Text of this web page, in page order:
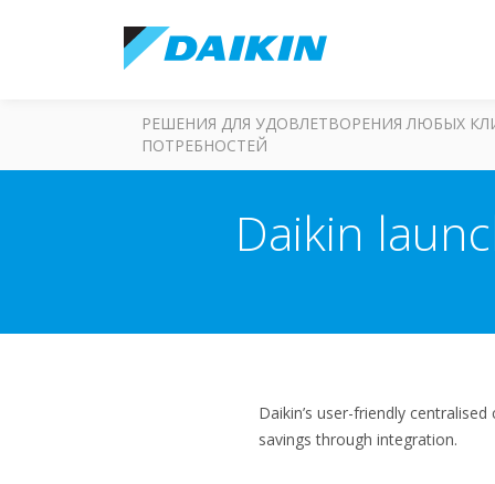
РЕШЕНИЯ ДЛЯ УДОВЛЕТВОРЕНИЯ ЛЮБЫХ
ПОТРЕБНОСТЕЙ
Daikin
Daikin’s user-friendly
savings through integration.